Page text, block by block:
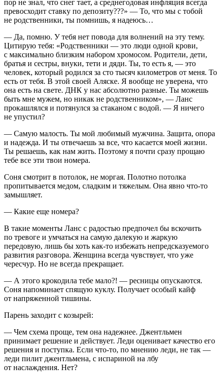
пор не знал, что снег тает, а среднегодовая инфляция всегда
превосходит ставку по депозиту???» — То, что мы с тобой
не родственники, ты помнишь, я надеюсь…
— Да, помню. У тебя нет повода для волнений на эту тему.
Цитирую тебя: «Родственники — это люди одной крови,
с максимально близким набором хромосом. Родители, дети,
братья и сестры, внуки, тети и дяди. Ты, то есть я, — это
человек, который родился за сто тысяч километров от меня. То
есть от тебя. В этой своей Аляске. Я вообще не уверена, что
она есть на свете. ДНК у нас абсолютно разные. Ты можешь
быть мне мужем, но никак не родственником», — Ланс
прокашлялся и потянулся за стаканом с водой. — Я ничего
не упустил?
— Самую малость. Ты мой любимый мужчина. Защита, опора
и надежда. И ты отвечаешь за все, что касается моей жизни.
Ты решаешь, как нам жить. Поэтому я почти сразу прощаю
тебе все эти твои номера.
Соня смотрит в потолок, не моргая. Полотно потолка
пропитывается медом, сладким и тяжелым. Она явно что-то
замышляет.
— Какие еще номера?
В такие моменты Ланс с радостью предпочел бы вскочить
по тревоге и умчаться на самую далекую и жаркую
передовую, лишь бы хоть как-то избежать непредсказуемого
развития разговора. Женщина всегда чувствует, что уже
чересчур. Но не всегда прекращает.
— А этого крокодила тебе мало?! — ресницы опускаются.
Соня напоминает спящую куклу. Получает особый кайф
от напряженной тишины.
Парень заходит с козырей:
— Чем схема проще, тем она надежнее. Джентльмен
принимает решение и действует. Леди оценивает качество его
решения и поступка. Если что-то, по мнению леди, не так —
леди пилит джентльмена, с испариной на лбу
от наслаждения. Нет?